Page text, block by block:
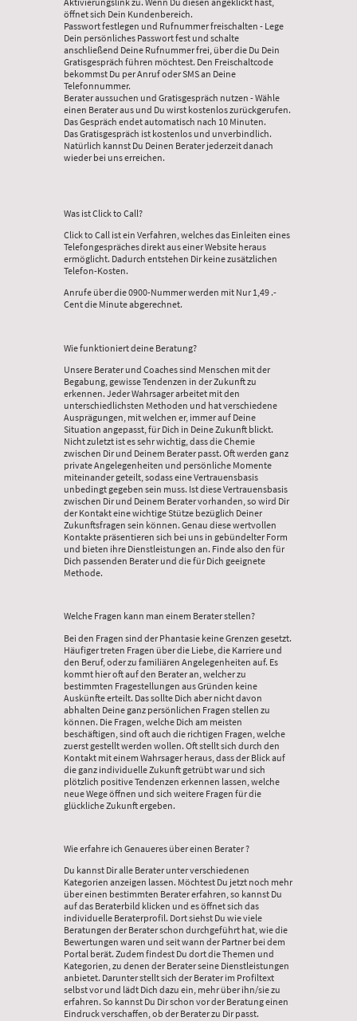
öffnet sich Dein Kundenbereich.
Passwort festlegen und Rufnummer freischalten - Lege
Dein persönliches Passwort fest und schalte
anschließend Deine Rufnummer frei, über die Du Dein
Gratisgespräch führen möchtest. Den Freischaltcode
bekommst Du per Anruf oder SMS an Deine
Telefonnummer.
Berater aussuchen und Gratisgespräch nutzen - Wähle
einen Berater aus und Du wirst kostenlos zurückgerufen.
Das Gespräch endet automatisch nach 10 Minuten.
Das Gratisgespräch ist kostenlos und unverbindlich.
Natürlich kannst Du Deinen Berater jederzeit danach
wieder bei uns erreichen.
Was ist Click to Call?
Click to Call ist ein Verfahren, welches das Einleiten eines
Telefongespräches direkt aus einer Website heraus
ermöglicht. Dadurch entstehen Dir keine zusätzlichen
Telefon-Kosten.
Anrufe über die 0900-Nummer werden mit Nur 1,49 .-
Cent die Minute abgerechnet.
Wie funktioniert deine Beratung?
Unsere Berater und Coaches sind Menschen mit der
Begabung, gewisse Tendenzen in der Zukunft zu
erkennen. Jeder Wahrsager arbeitet mit den
unterschiedlichsten Methoden und hat verschiedene
Ausprägungen, mit welchen er, immer auf Deine
Situation angepasst, für Dich in Deine Zukunft blickt.
Nicht zuletzt ist es sehr wichtig, dass die Chemie
zwischen Dir und Deinem Berater passt. Oft werden ganz
private Angelegenheiten und persönliche Momente
miteinander geteilt, sodass eine Vertrauensbasis
unbedingt gegeben sein muss. Ist diese Vertrauensbasis
zwischen Dir und Deinem Berater vorhanden, so wird Dir
der Kontakt eine wichtige Stütze bezüglich Deiner
Zukunftsfragen sein können. Genau diese wertvollen
Kontakte präsentieren sich bei uns in gebündelter Form
und bieten ihre Dienstleistungen an. Finde also den für
Dich passenden Berater und die für Dich geeignete
Methode.
Welche Fragen kann man einem Berater stellen?
Bei den Fragen sind der Phantasie keine Grenzen gesetzt.
Häufiger treten Fragen über die Liebe, die Karriere und
den Beruf, oder zu familiären Angelegenheiten auf. Es
kommt hier oft auf den Berater an, welcher zu
bestimmten Fragestellungen aus Gründen keine
Auskünfte erteilt. Das sollte Dich aber nicht davon
abhalten Deine ganz persönlichen Fragen stellen zu
können. Die Fragen, welche Dich am meisten
beschäftigen, sind oft auch die richtigen Fragen, welche
zuerst gestellt werden wollen. Oft stellt sich durch den
Kontakt mit einem Wahrsager heraus, dass der Blick auf
die ganz individuelle Zukunft getrübt war und sich
plötzlich positive Tendenzen erkennen lassen, welche
neue Wege öffnen und sich weitere Fragen für die
glückliche Zukunft ergeben.
Wie erfahre ich Genaueres über einen Berater ?
Du kannst Dir alle Berater unter verschiedenen
Kategorien anzeigen lassen. Möchtest Du jetzt noch mehr
über einen bestimmten Berater erfahren, so kannst Du
auf das Beraterbild klicken und es öffnet sich das
individuelle Beraterprofil. Dort siehst Du wie viele
Beratungen der Berater schon durchgeführt hat, wie die
Bewertungen waren und seit wann der Partner bei dem
Portal berät. Zudem findest Du dort die Themen und
Kategorien, zu denen der Berater seine Dienstleistungen
anbietet. Darunter stellt sich der Berater im Profiltext
selbst vor und lädt Dich dazu ein, mehr über ihn/sie zu
erfahren. So kannst Du Dir schon vor der Beratung einen
Eindruck verschaffen, ob der Berater zu Dir passt.